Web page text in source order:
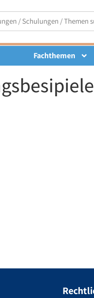
Fachthemen